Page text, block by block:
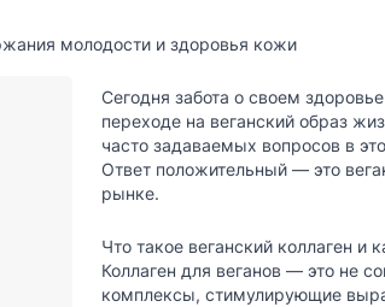
молодости и здоровья кожи
Сегодня забота о своем
переходе на веганский образ
часто задаваемых вопросов в
Ответ положительный — это
рынке.
Что такое веганский коллаген и
Коллаген для веганов — это не
комплексы, стимулирующие